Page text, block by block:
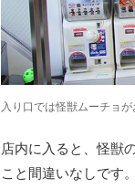
⼊り⼝では怪獣ムーチョが
店内に入ると、怪獣
こと間違いなしです。